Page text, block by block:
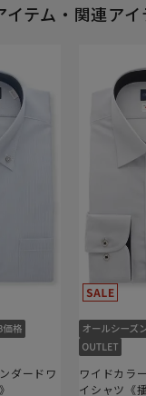
イテム・関連アイ
ダードワ
ワイドカラ
イシャツ《